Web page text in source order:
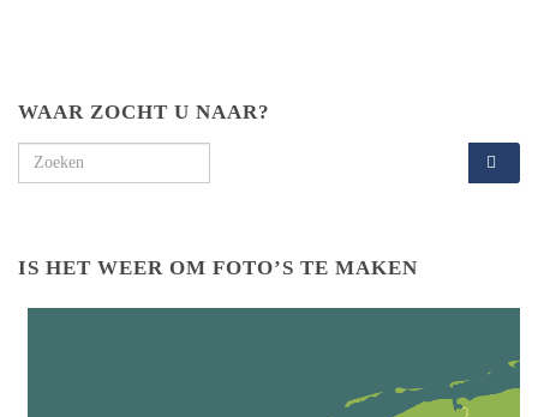
WAAR ZOCHT U NAAR?
Search for:
IS HET WEER OM FOTO’S TE MAKEN